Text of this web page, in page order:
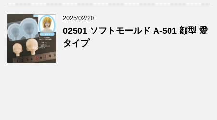
2025/02/20
02501 ソフトモールド A-501 顔型 愛
タイプ